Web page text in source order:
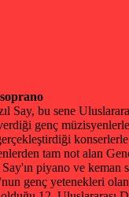
Say, bu sene
genç
tam not alan
piyano ve
genç yetenekleri